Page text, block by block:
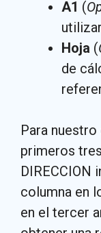
A1 (
Hoja (
de
Para
primeros
DIRECCION
columna en
en el tercer